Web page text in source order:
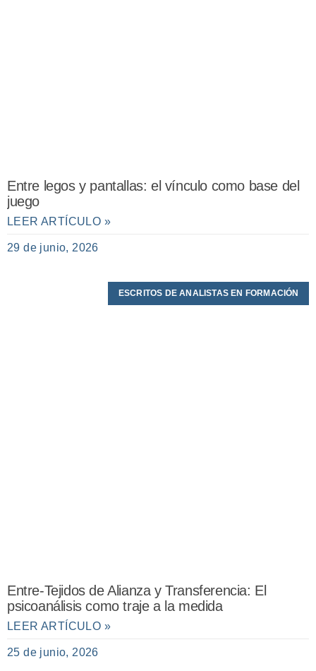
Entre legos y pantallas: el vínculo como base del
juego
LEER ARTÍCULO »
29 de junio, 2026
ESCRITOS DE ANALISTAS EN FORMACIÓN
Entre-Tejidos de Alianza y Transferencia: El
psicoanálisis como traje a la medida
LEER ARTÍCULO »
25 de junio, 2026